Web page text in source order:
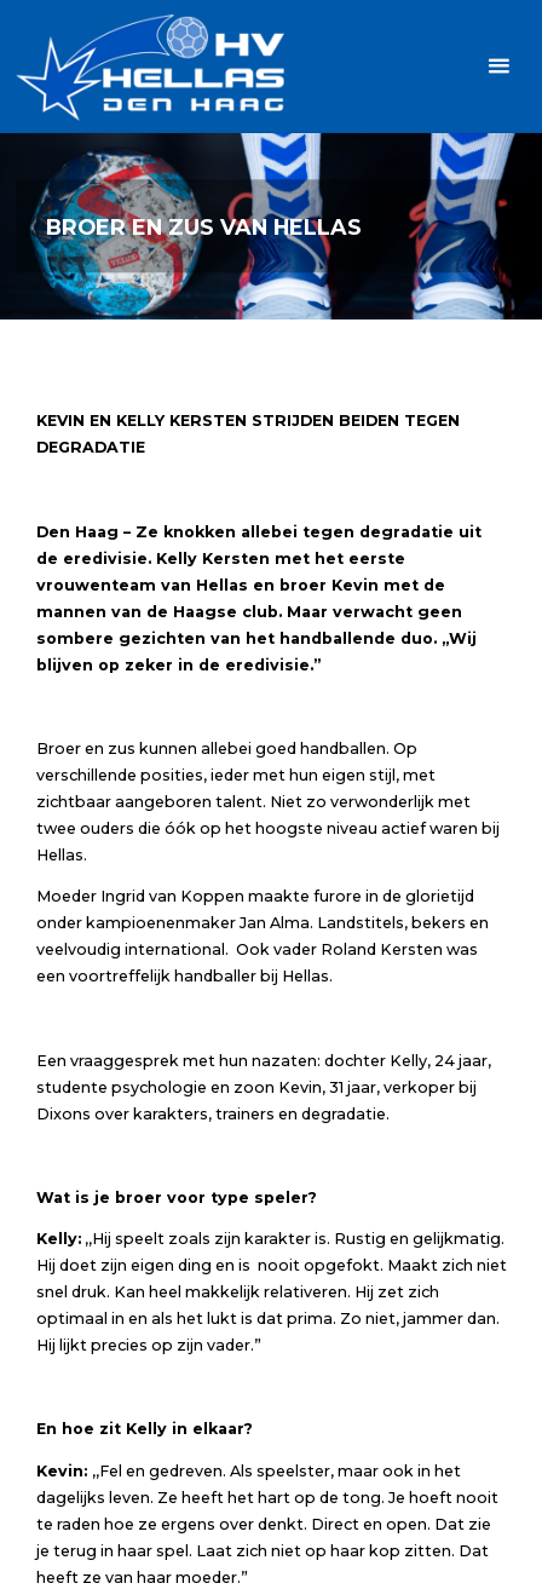
inhoud
BROER EN ZUS VAN HELLAS
KEVIN EN KELLY KERSTEN STRIJDEN BEIDEN TEGEN
DEGRADATIE
Den Haag – Ze knokken allebei tegen degradatie uit
de eredivisie. Kelly Kersten met het eerste
vrouwenteam van Hellas en broer Kevin met de
mannen van de Haagse club. Maar verwacht geen
sombere gezichten van het handballende duo. ,,Wij
blijven op zeker in de eredivisie.”
Broer en zus kunnen allebei goed handballen. Op
verschillende posities, ieder met hun eigen stijl, met
zichtbaar aangeboren talent. Niet zo verwonderlijk met
twee ouders die óók op het hoogste niveau actief waren bij
Hellas.
Moeder Ingrid van Koppen maakte furore in de glorietijd
onder kampioenenmaker Jan Alma. Landstitels, bekers en
veelvoudig international. Ook vader Roland Kersten was
een voortreffelijk handballer bij Hellas.
Een vraaggesprek met hun nazaten: dochter Kelly, 24 jaar,
studente psychologie en zoon Kevin, 31 jaar, verkoper bij
Dixons over karakters, trainers en degradatie.
Wat is je broer voor type speler?
Kelly:,,Hij speelt zoals zijn karakter is. Rustig en gelijkmatig.
Hij doet zijn eigen ding en is nooit opgefokt. Maakt zich niet
snel druk. Kan heel makkelijk relativeren. Hij zet zich
optimaal in en als het lukt is dat prima. Zo niet, jammer dan.
Hij lijkt precies op zijn vader.”
En hoe zit Kelly in elkaar?
Kevin: ,,Fel en gedreven. Als speelster, maar ook in het
dagelijks leven. Ze heeft het hart op de tong. Je hoeft nooit
te raden hoe ze ergens over denkt. Direct en open. Dat zie
je terug in haar spel. Laat zich niet op haar kop zitten. Dat
heeft ze van haar moeder.”